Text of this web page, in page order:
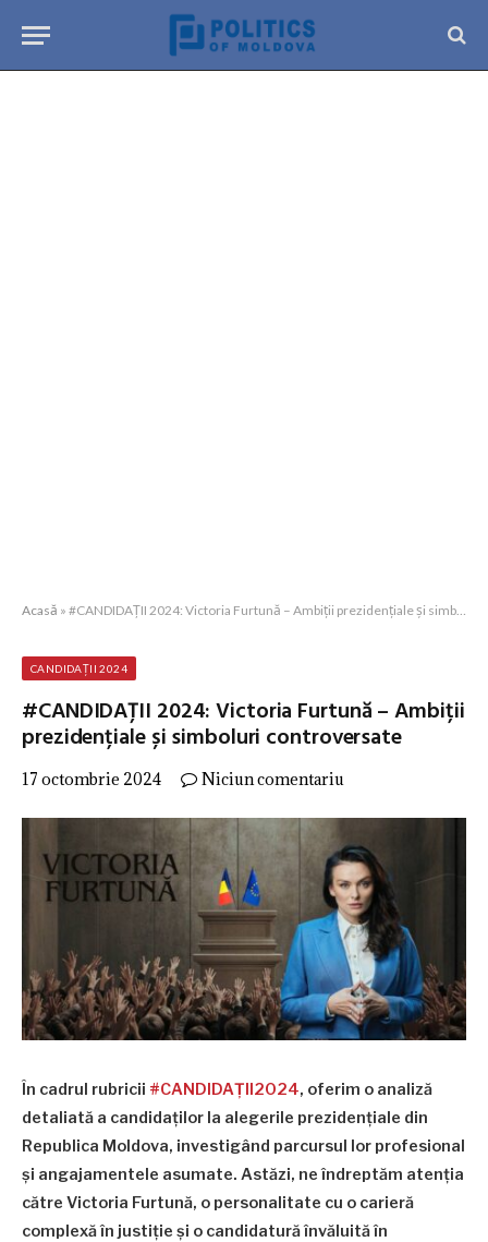
Acasă » #CANDIDAȚII 2024: Victoria Furtună – Ambiții prezidențiale și simboluri controversate
CANDIDAȚII 2024
#CANDIDAȚII 2024: Victoria Furtună – Ambiții
prezidențiale și simboluri controversate
17 octombrie 2024 Niciun comentariu
În cadrul rubricii #CANDIDAȚII2024, oferim o analiză
detaliată a candidaților la alegerile prezidențiale din
Republica Moldova, investigând parcursul lor profesional
și angajamentele asumate. Astăzi, ne îndreptăm atenția
către Victoria Furtună, o personalitate cu o carieră
complexă în justiție și o candidatură învăluită în